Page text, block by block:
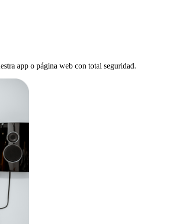
app o página web con total seguridad.